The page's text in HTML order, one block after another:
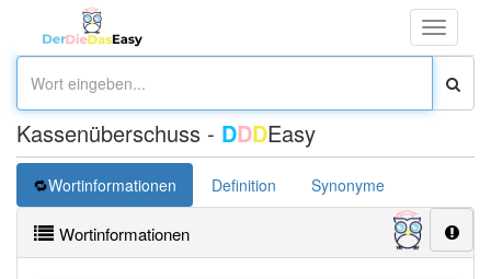
Toggle
Kassenüberschuss - DDDEasy
Wortinformationen Definition Synonyme
Wortinformationen